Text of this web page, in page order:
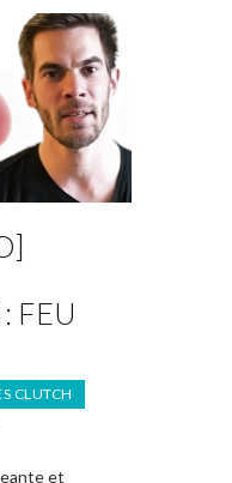
FEU
CLUTCH
et